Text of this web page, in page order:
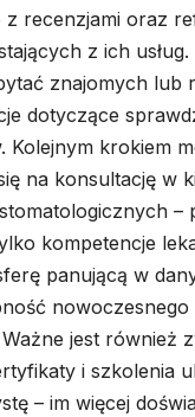
z recenzjami oraz
z ich
znajomych lub
dotyczące
Kolejnym krokiem
na konsultację w
–
kompetencje
panującą w
nowoczesnego
jest również
i szkolenia
– im więcej